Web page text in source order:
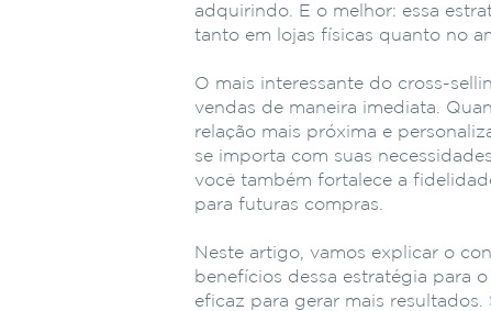
adquirindo. E o melhor: essa
tanto em lojas físicas quanto no
O mais interessante do cross-
vendas de maneira imediata.
relação mais próxima e
se importa com suas
você também fortalece a
para futuras compras.
Neste artigo, vamos explicar o
benefícios dessa estratégia para
eficaz para gerar mais